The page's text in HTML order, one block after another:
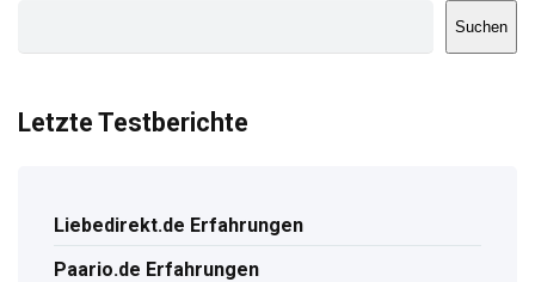
Suchen
Letzte Testberichte
Liebedirekt.de Erfahrungen
Paario.de Erfahrungen